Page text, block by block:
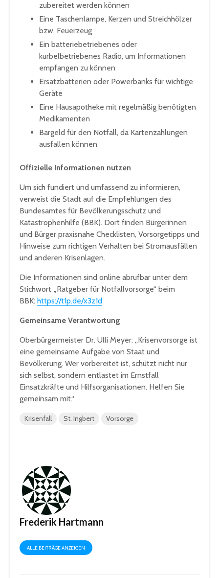
zubereitet werden können
Eine Taschenlampe, Kerzen und Streichhölzer
bzw. Feuerzeug
Ein batteriebetriebenes oder
kurbelbetriebenes Radio, um Informationen
empfangen zu können
Ersatzbatterien oder Powerbanks für wichtige
Geräte
Eine Hausapotheke mit regelmäßig benötigten
Medikamenten
Bargeld für den Notfall, da Kartenzahlungen
ausfallen können
Offizielle Informationen nutzen
Um sich fundiert und umfassend zu informieren,
verweist die Stadt auf die Empfehlungen des
Bundesamtes für Bevölkerungsschutz und
Katastrophenhilfe (BBK). Dort finden Bürgerinnen
und Bürger praxisnahe Checklisten, Vorsorgetipps und
Hinweise zum richtigen Verhalten bei Stromausfällen
und anderen Krisenlagen.
Die Informationen sind online abrufbar unter dem
Stichwort „Ratgeber für Notfallvorsorge“ beim
BBK: https://t1p.de/x3z1d
Gemeinsame Verantwortung
Oberbürgermeister Dr. Ulli Meyer: „Krisenvorsorge ist
eine gemeinsame Aufgabe von Staat und
Bevölkerung. Wer vorbereitet ist, schützt nicht nur
sich selbst, sondern entlastet im Ernstfall
Einsatzkräfte und Hilfsorganisationen. Helfen Sie
gemeinsam mit.“
Krisenfall St. Ingbert Vorsorge
Frederik Hartmann
ALLE BEITRÄGE ANZEIGEN